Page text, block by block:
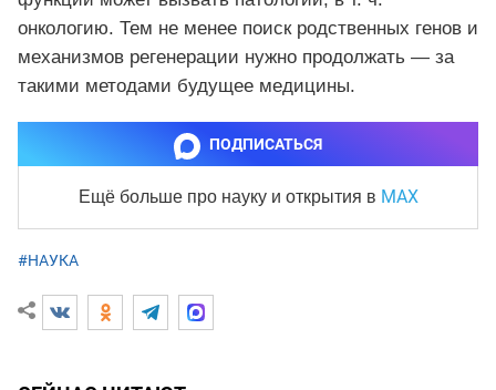
онкологию. Тем не менее поиск родственных генов и
механизмов регенерации нужно продолжать — за
такими методами будущее медицины.
ПОДПИСАТЬСЯ
Ещё больше про науку и открытия в MAX
#НАУКА